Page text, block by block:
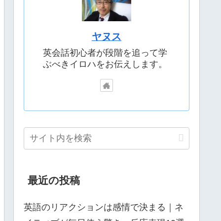
ヤヌス
英会話初心者が段階を追って学
ぶべきイロハをお伝えします。
最近の投稿
英語のリアクションは感情で決まる｜ネ